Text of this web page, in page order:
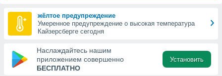
доступ
жёлтое предупреждение
Умеренное предупреждение о высокая температура
Кайзерсберге сегодня
Наслаждайтесь нашим
приложением совершенно
БЕСПЛАТНО
Установить